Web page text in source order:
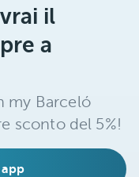
il
a
my Barceló
sconto del 5%!